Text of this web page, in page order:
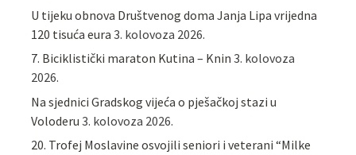
U tijeku obnova Društvenog doma Janja Lipa vrijedna
120 tisuća eura 3. kolovoza 2026.
7. Biciklistički maraton Kutina – Knin 3. kolovoza
2026.
Na sjednici Gradskog vijeća o pješačkoj stazi u
Voloderu 3. kolovoza 2026.
20. Trofej Moslavine osvojili seniori i veterani “Milke